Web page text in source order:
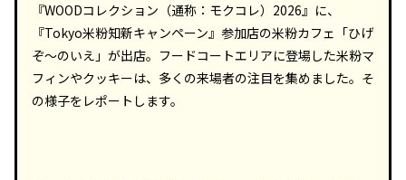
『WOODコレクション（通称：モクコレ）2026』に、
『Tokyo米粉知新キャンペーン』参加店の米粉カフェ「ひげ
ぞ～のいえ」が出店。フードコートエリアに登場した米粉マ
フィンやクッキーは、多くの来場者の注目を集めました。そ
の様子をレポートします。